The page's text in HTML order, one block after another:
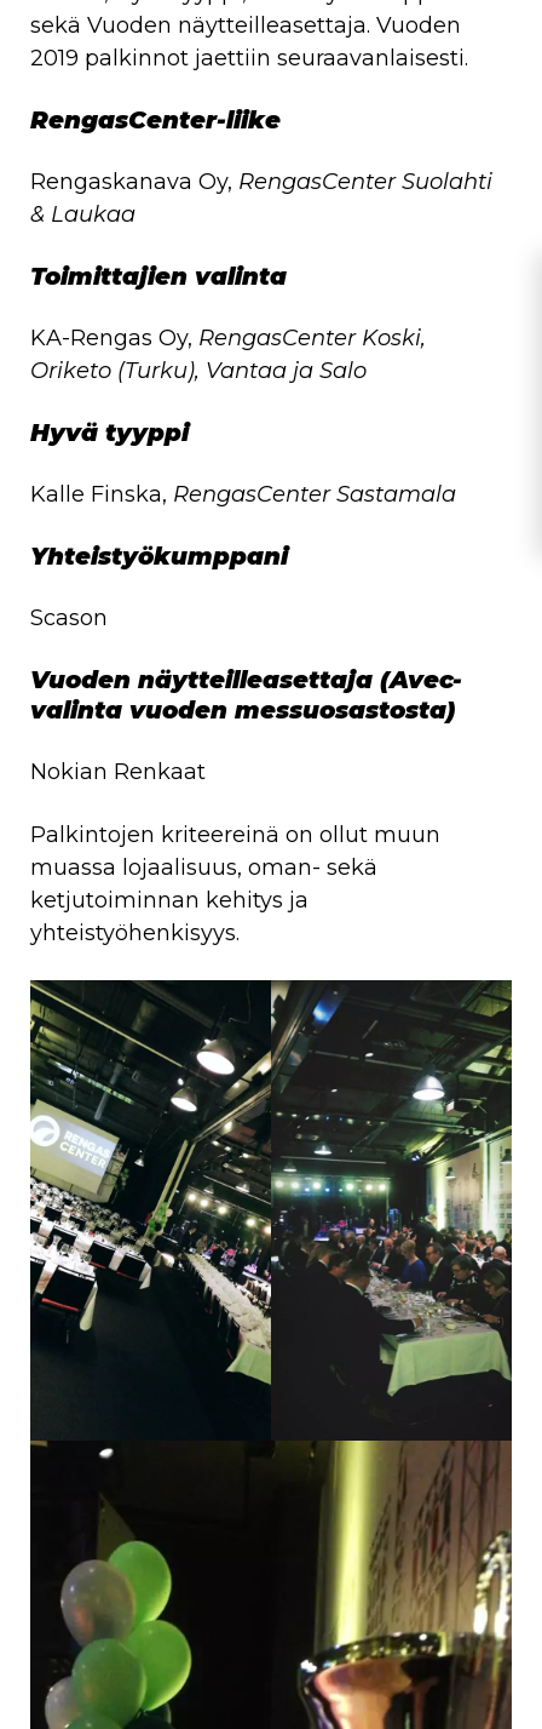
sekä Vuoden näytteilleasettaja. Vuoden
2019 palkinnot jaettiin seuraavanlaisesti.
RengasCenter-liike
Rengaskanava Oy, RengasCenter Suolahti
& Laukaa
Toimittajien valinta
KA-Rengas Oy, RengasCenter Koski,
Oriketo (Turku), Vantaa ja Salo
Hyvä tyyppi
Kalle Finska, RengasCenter Sastamala
Yhteistyökumppani
Scason
Vuoden näytteilleasettaja (Avec-
valinta vuoden messuosastosta)
Nokian Renkaat
Palkintojen kriteereinä on ollut muun
muassa lojaalisuus, oman- sekä
ketjutoiminnan kehitys ja
yhteistyöhenkisyys.